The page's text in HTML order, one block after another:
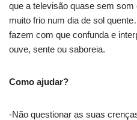
que a televisão quase sem
muito frio num dia de sol
fazem com que confunda e
ouve, sente ou saboreia.
Como ajudar?
-Não questionar as suas